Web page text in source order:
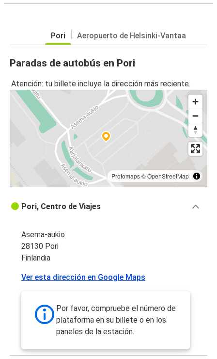
Pori Aeropuerto de Helsinki-Vantaa
Paradas de autobús en Pori
Atención: tu billete incluye la dirección más reciente.
Protomaps©OpenStreetMap
Pori, Centro de Viajes
Asema-aukio
28130 Pori
Finlandia
Ver esta dirección en Google Maps
Por favor, compruebe el número de
plataforma en su billete o en los
paneles de la estación.